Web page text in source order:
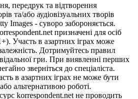
передрук та відтворення
та/або аудіовізуальних творів
Images - суворо забороняється.
призначені для осіб
Участь в азартних іграх може
Дотримуйтесь правил
гри. При виявленні перших
зверніться до спеціаліста.
в азартних іграх не може бути
альтернативою роботі.
korrespondent.net не проводить